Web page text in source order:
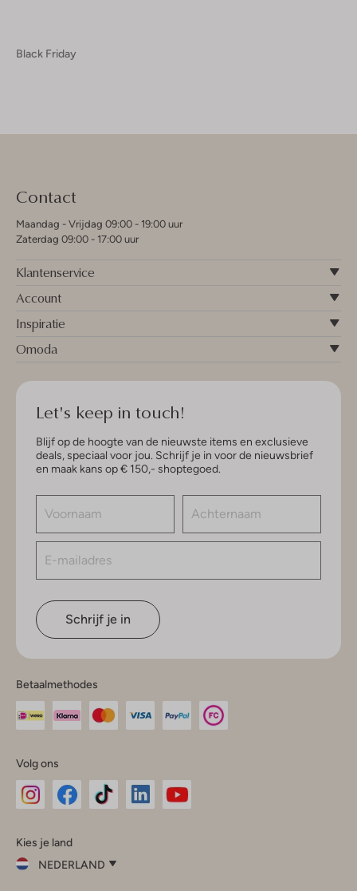
Black Friday
Contact
Maandag - Vrijdag 09:00 - 19:00 uur
Zaterdag 09:00 - 17:00 uur
Klantenservice
Account
Inspiratie
Omoda
Let's keep in touch!
Blijf op de hoogte van de nieuwste items en exclusieve
deals, speciaal voor jou. Schrijf je in voor de nieuwsbrief
en maak kans op € 150,- shoptegoed.
Schrijf je in
Betaalmethodes
Volg ons
InstagramFacebook
Kies je land
NEDERLAND